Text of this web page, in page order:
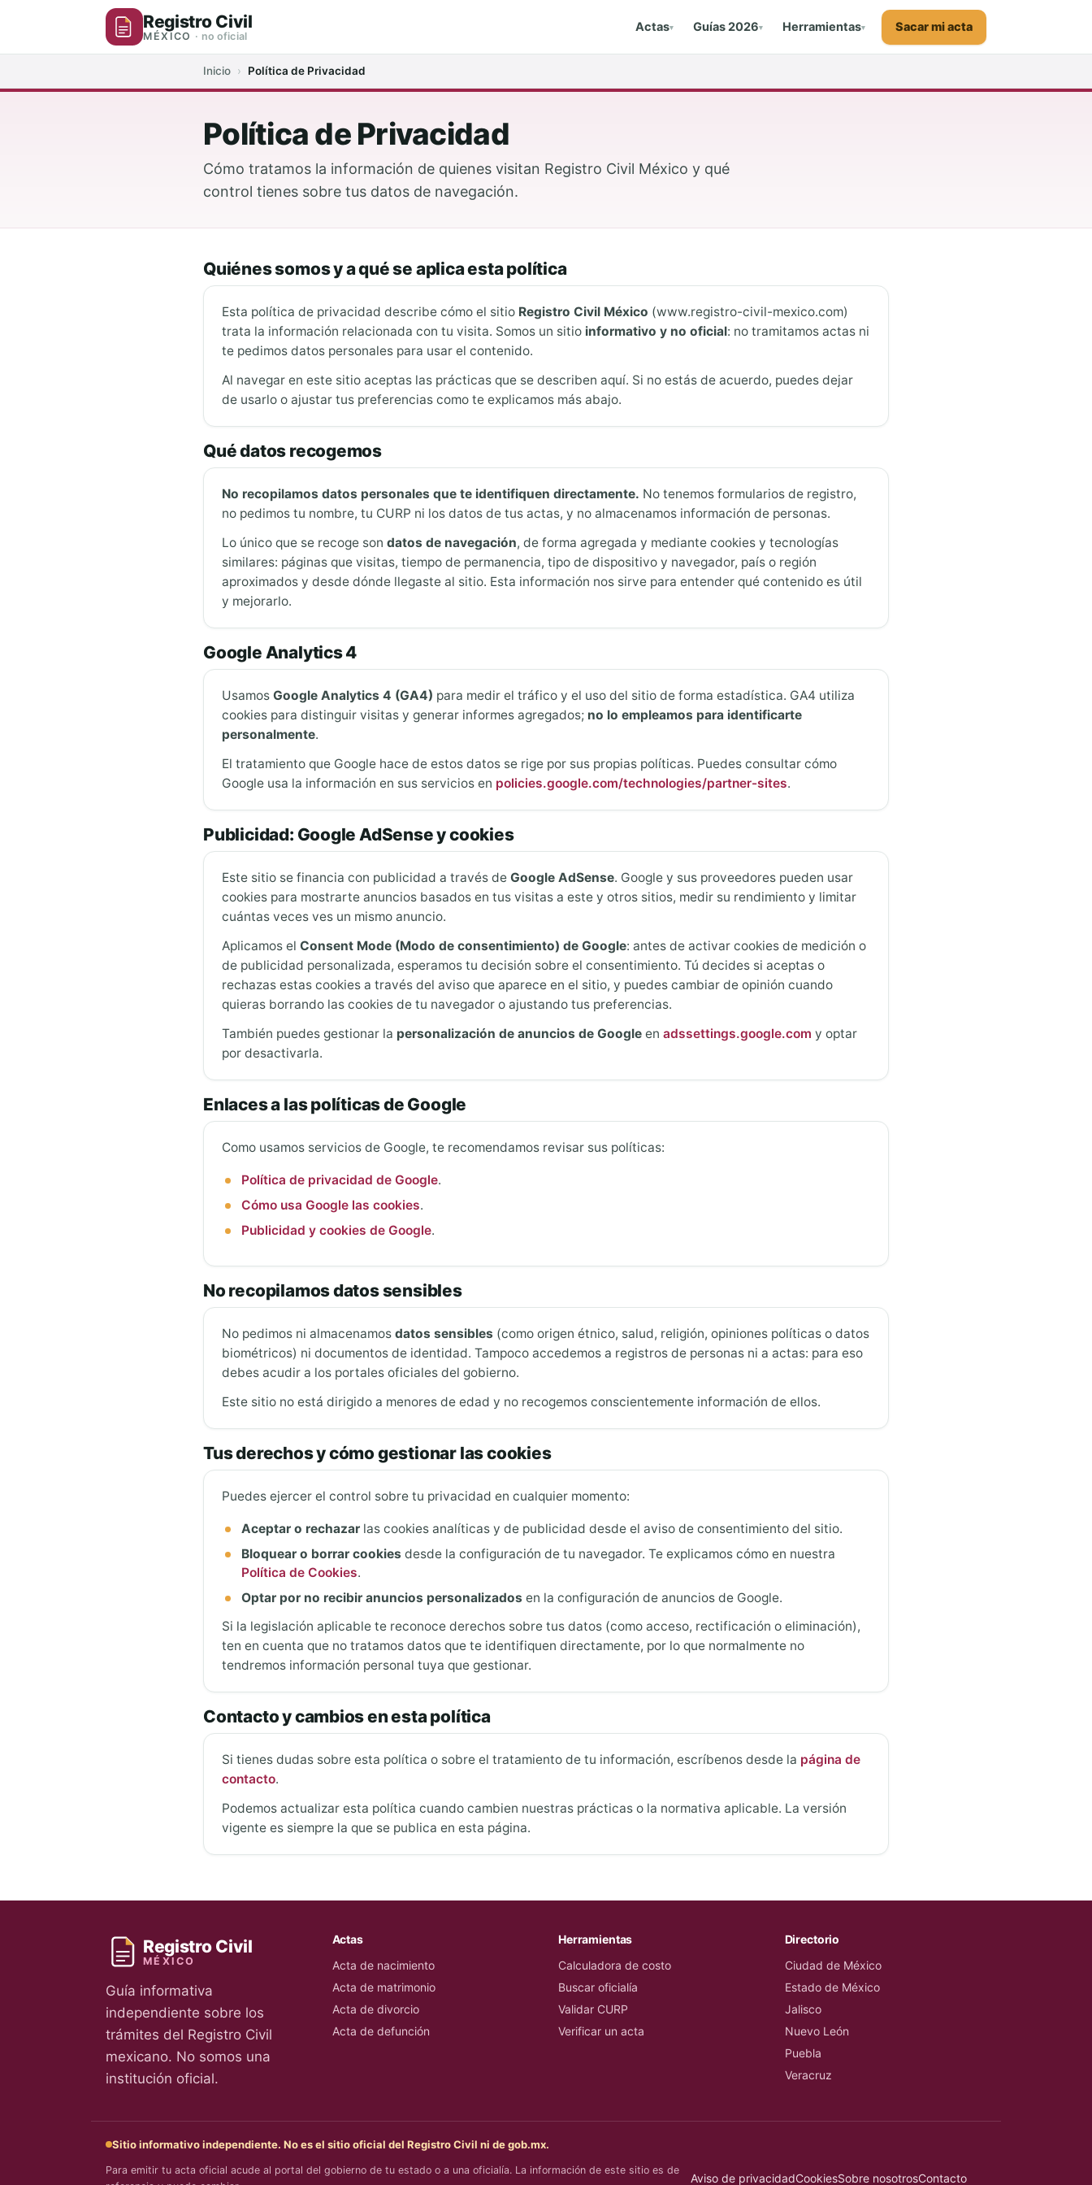
Registro Civil
MÉXICO · no oficial
Actas▾ Guías 2026▾ Herramientas▾ Sacar mi acta
Inicio › Política de Privacidad
Política de Privacidad
Cómo tratamos la información de quienes visitan Registro Civil México y qué
control tienes sobre tus datos de navegación.
Quiénes somos y a qué se aplica esta política
Esta política de privacidad describe cómo el sitio Registro Civil México (www.registro-civil-mexico.com)
trata la información relacionada con tu visita. Somos un sitio informativo y no oficial: no tramitamos actas ni
te pedimos datos personales para usar el contenido.
Al navegar en este sitio aceptas las prácticas que se describen aquí. Si no estás de acuerdo, puedes dejar
de usarlo o ajustar tus preferencias como te explicamos más abajo.
Qué datos recogemos
No recopilamos datos personales que te identifiquen directamente. No tenemos formularios de registro,
no pedimos tu nombre, tu CURP ni los datos de tus actas, y no almacenamos información de personas.
Lo único que se recoge son datos de navegación, de forma agregada y mediante cookies y tecnologías
similares: páginas que visitas, tiempo de permanencia, tipo de dispositivo y navegador, país o región
aproximados y desde dónde llegaste al sitio. Esta información nos sirve para entender qué contenido es útil
y mejorarlo.
Google Analytics 4
Usamos Google Analytics 4 (GA4) para medir el tráfico y el uso del sitio de forma estadística. GA4 utiliza
cookies para distinguir visitas y generar informes agregados; no lo empleamos para identificarte
personalmente.
El tratamiento que Google hace de estos datos se rige por sus propias políticas. Puedes consultar cómo
Google usa la información en sus servicios en policies.google.com/technologies/partner-sites.
Publicidad: Google AdSense y cookies
Este sitio se financia con publicidad a través de Google AdSense. Google y sus proveedores pueden usar
cookies para mostrarte anuncios basados en tus visitas a este y otros sitios, medir su rendimiento y limitar
cuántas veces ves un mismo anuncio.
Aplicamos el Consent Mode (Modo de consentimiento) de Google: antes de activar cookies de medición o
de publicidad personalizada, esperamos tu decisión sobre el consentimiento. Tú decides si aceptas o
rechazas estas cookies a través del aviso que aparece en el sitio, y puedes cambiar de opinión cuando
quieras borrando las cookies de tu navegador o ajustando tus preferencias.
También puedes gestionar la personalización de anuncios de Google en adssettings.google.com y optar
por desactivarla.
Enlaces a las políticas de Google
Como usamos servicios de Google, te recomendamos revisar sus políticas:
Política de privacidad de Google.
Cómo usa Google las cookies.
Publicidad y cookies de Google.
No recopilamos datos sensibles
No pedimos ni almacenamos datos sensibles (como origen étnico, salud, religión, opiniones políticas o datos
biométricos) ni documentos de identidad. Tampoco accedemos a registros de personas ni a actas: para eso
debes acudir a los portales oficiales del gobierno.
Este sitio no está dirigido a menores de edad y no recogemos conscientemente información de ellos.
Tus derechos y cómo gestionar las cookies
Puedes ejercer el control sobre tu privacidad en cualquier momento:
Aceptar o rechazar las cookies analíticas y de publicidad desde el aviso de consentimiento del sitio.
Bloquear o borrar cookies desde la configuración de tu navegador. Te explicamos cómo en nuestra
Política de Cookies.
Optar por no recibir anuncios personalizados en la configuración de anuncios de Google.
Si la legislación aplicable te reconoce derechos sobre tus datos (como acceso, rectificación o eliminación),
ten en cuenta que no tratamos datos que te identifiquen directamente, por lo que normalmente no
tendremos información personal tuya que gestionar.
Contacto y cambios en esta política
Si tienes dudas sobre esta política o sobre el tratamiento de tu información, escríbenos desde la página de
contacto.
Podemos actualizar esta política cuando cambien nuestras prácticas o la normativa aplicable. La versión
vigente es siempre la que se publica en esta página.
Registro Civil
MÉXICO
Guía informativa
independiente sobre los
trámites del Registro Civil
mexicano. No somos una
institución oficial.
Actas
Acta de nacimiento
Acta de matrimonio
Acta de divorcio
Acta de defunción
Herramientas
Calculadora de costo
Buscar oficialía
Validar CURP
Verificar un acta
Directorio
Ciudad de México
Estado de México
Jalisco
Nuevo León
Puebla
Veracruz
Sitio informativo independiente. No es el sitio oficial del Registro Civil ni de gob.mx.
Para emitir tu acta oficial acude al portal del gobierno de tu estado o a una oficialía. La información de este sitio es de
Aviso de privacidadCookiesSobre nosotrosContacto